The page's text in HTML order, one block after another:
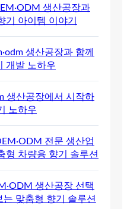
생산공장과
기 아이템 이야기
생산공장과 함께
개발 노하우
생산공장에서 시작하
노하우
전문 생산업
형 차량용 향기 솔루션
생산공장 선택
맞춤형 향기 솔루션